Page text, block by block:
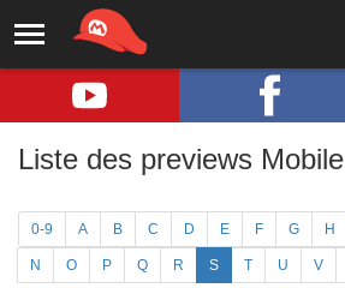
Liste des previews Mobile
0-9 A B C D E F G H
N O P Q R S T U V